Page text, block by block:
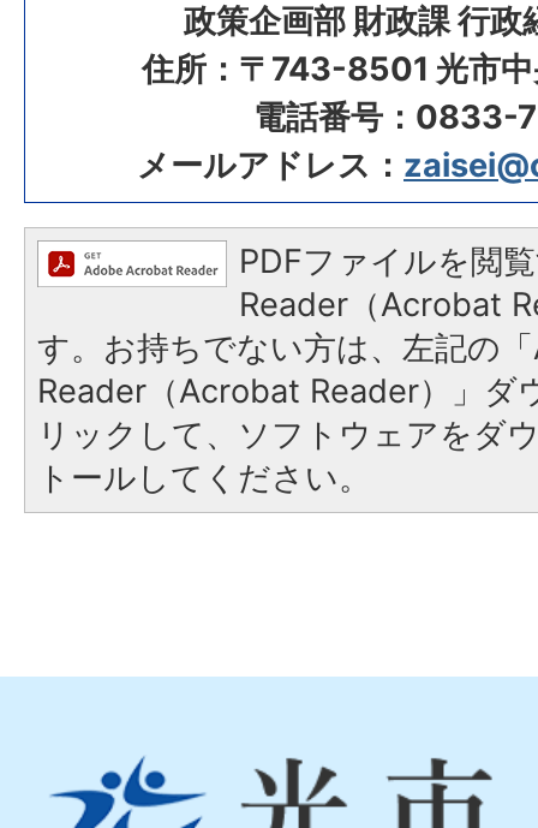
政策企画部 財政課 行政
住所：〒743-8501 光市中
電話番号：0833-
メールアドレス：
PDFファイルを閲
Reader（Acrobat
す。お持ちでない方は、左記の
Reader（Acrobat Reader）」ダ
リックして、ソフトウェアをダ
トールしてください。